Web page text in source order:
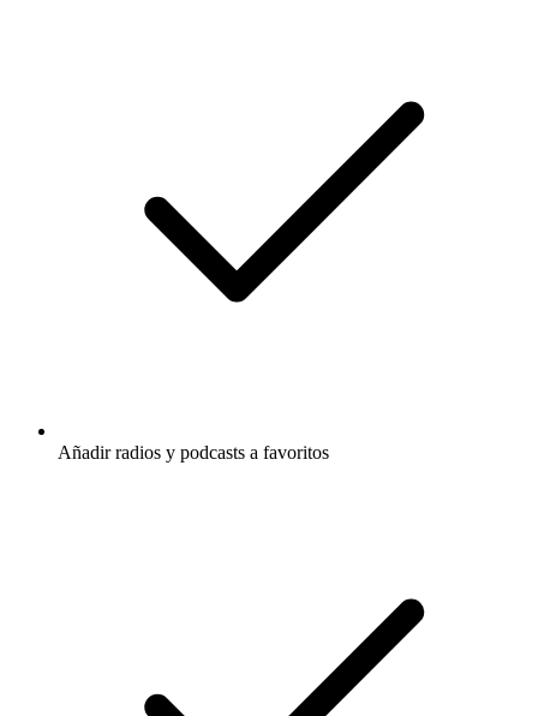
Añadir radios y podcasts a favoritos